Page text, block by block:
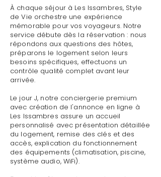
À chaque séjour à Les Issambres, Style
de Vie orchestre une expérience
mémorable pour vos voyageurs. Notre
service débute dès la réservation : nous
répondons aux questions des hôtes,
préparons le logement selon leurs
besoins spécifiques, effectuons un
contrôle qualité complet avant leur
arrivée.
Le jour J, notre conciergerie premium
avec création de l'annonce en ligne à
Les Issambres assure un accueil
personnalisé avec présentation détaillée
du logement, remise des clés et des
accès, explication du fonctionnement
des équipements (climatisation, piscine,
système audio, WiFi).